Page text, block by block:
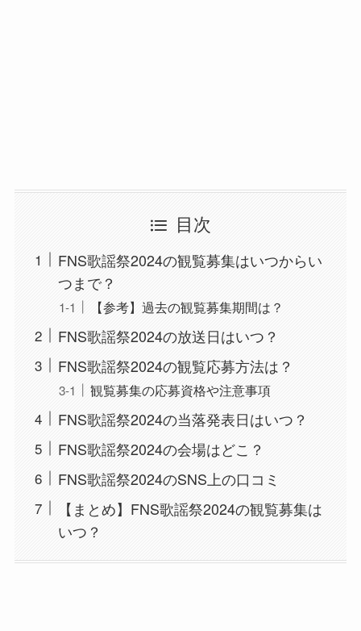
目次
FNS歌謡祭2024の観覧募集はいつからい
つまで？
【参考】過去の観覧募集期間は？
FNS歌謡祭2024の放送日はいつ？
FNS歌謡祭2024の観覧応募方法は？
観覧募集の応募資格や注意事項
FNS歌謡祭2024の当落発表日はいつ？
FNS歌謡祭2024の会場はどこ？
FNS歌謡祭2024のSNS上の口コミ
【まとめ】FNS歌謡祭2024の観覧募集は
いつ？